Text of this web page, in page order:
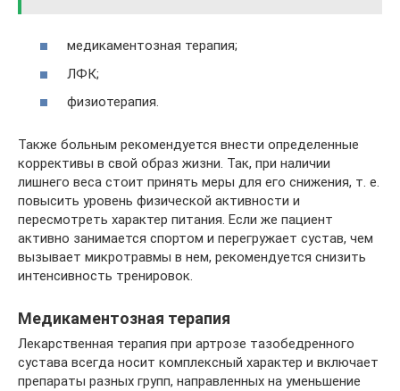
медикаментозная терапия;
ЛФК;
физиотерапия.
Также больным рекомендуется внести определенные
коррективы в свой образ жизни. Так, при наличии
лишнего веса стоит принять меры для его снижения, т. е.
повысить уровень физической активности и
пересмотреть характер питания. Если же пациент
активно занимается спортом и перегружает сустав, чем
вызывает микротравмы в нем, рекомендуется снизить
интенсивность тренировок.
Медикаментозная терапия
Лекарственная терапия при артрозе тазобедренного
сустава всегда носит комплексный характер и включает
препараты разных групп, направленных на уменьшение